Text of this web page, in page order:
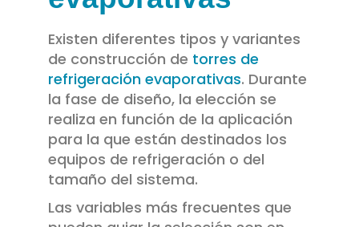
Existen diferentes tipos y variantes
de construcción de torres de
refrigeración evaporativas. Durante
la fase de diseño, la elección se
realiza en función de la aplicación
para la que están destinados los
equipos de refrigeración o del
tamaño del sistema.
Las variables más frecuentes que